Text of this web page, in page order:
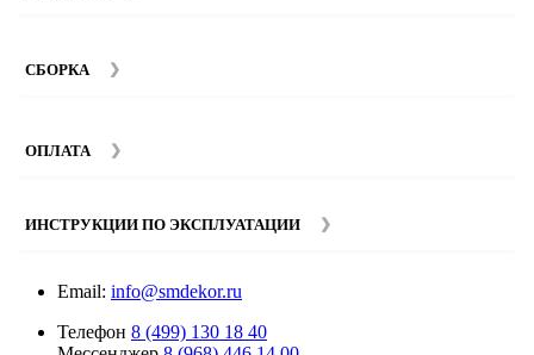
составляет 12 месяцев с момента покупки при
СБОРКА
Стоимость сборки зависит от количества и моделей
ОПЛАТА
ИНСТРУКЦИИ ПО ЭКСПЛУАТАЦИИ
Email: info@smdekor.ru
Телефон 8 (499) 130 18 40